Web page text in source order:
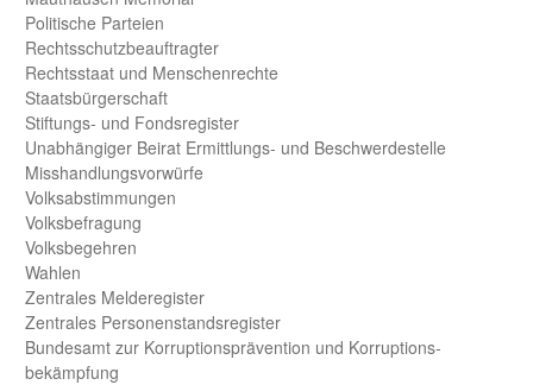
Politische Parteien
Rechts­schutz­beauftragter
Rechts­staat und Menschen­rechte
Staats­bürger­schaft
Stiftungs- und Fonds­register
Unab­hängiger Beirat Ermittlungs- und Beschwerde­stelle
Misshandlungs­vorwürfe
Volks­abstimmungen
Volks­befragung
Volks­begehren
Wahlen
Zentrales Melde­register
Zentrales Personen­stands­register
Bundes­amt zur Korrup­tions­prävention und Korrup­tions­
bekämpfung